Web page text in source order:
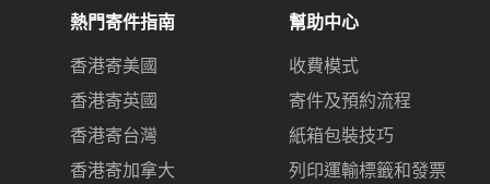
熱門寄件指南
香港寄美國
香港寄英國
香港寄台灣
香港寄加拿大
幫助中心
收費模式
寄件及預約流程
紙箱包裝技巧
列印運輸標籤和發票